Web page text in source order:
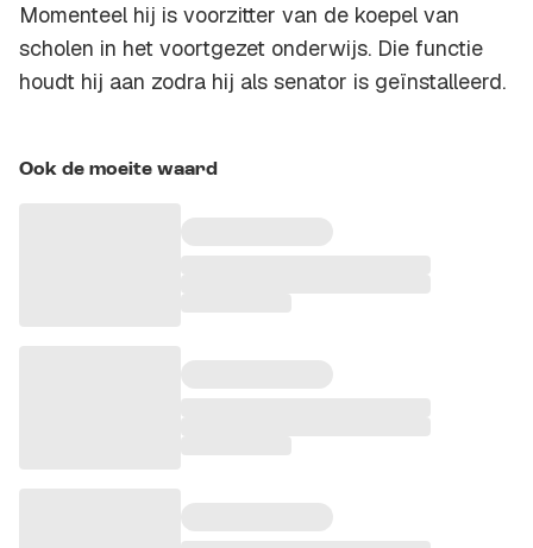
Momenteel hij is voorzitter van de koepel van
scholen in het voortgezet onderwijs. Die functie
houdt hij aan zodra hij als senator is geïnstalleerd.
Ook de moeite waard